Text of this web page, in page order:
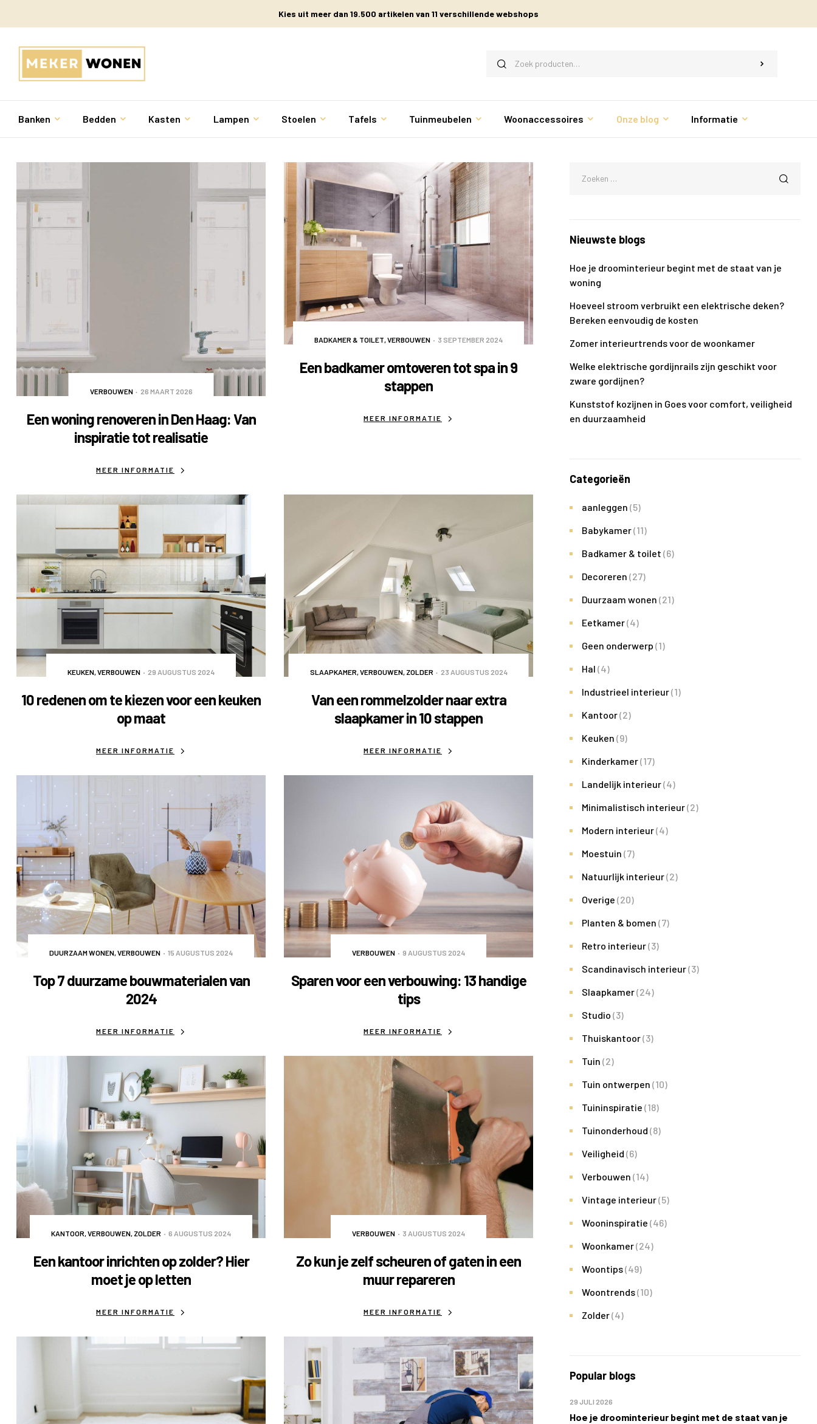
Kies uit meer dan 19.500 artikelen van 11 verschillende webshops
Banken Bedden Kasten Lampen Stoelen Tafels Tuinmeubelen Woonaccessoires Onze blog Informatie
VERBOUWEN 26 MAART 2026
Een woning renoveren in Den Haag: Van
inspiratie tot realisatie
MEER INFORMATIE
BADKAMER & TOILET,VERBOUWEN 3 SEPTEMBER 2024
Een badkamer omtoveren tot spa in 9
stappen
MEER INFORMATIE
KEUKEN VERBOUWEN 29 AUGUSTUS 2024
10 redenen om te kiezen voor een keuken
op maat
MEER INFORMATIE
SLAAPKAMER VERBOUWEN, ZOLDER 23 AUGUSTUS 2024
Van een rommelzolder naar extra
slaapkamer in 10 stappen
MEER INFORMATIE
DUURZAAM WONEN VERBOUWEN 15 AUGUSTUS 2024
Top 7 duurzame bouwmaterialen van
2024
MEER INFORMATIE
VERBOUWEN 9 AUGUSTUS 2024
Sparen voor een verbouwing: 13 handige
tips
MEER INFORMATIE
KANTOOR VERBOUWEN ZOLDER 6 AUGUSTUS 2024
Een kantoor inrichten op zolder? Hier
moet je op letten
MEER INFORMATIE
VERBOUWEN 3 AUGUSTUS 2024
Zo kun je zelf scheuren of gaten in een
muur repareren
MEER INFORMATIE
Nieuwste blogs
Hoe je droominterieur begint met de staat van je
woning
Hoeveel stroom verbruikt een elektrische deken?
Bereken eenvoudig de kosten
Zomer interieurtrends voor de woonkamer
Welke elektrische gordijnrails zijn geschikt voor
zware gordijnen?
Kunststof kozijnen in Goes voor comfort, veiligheid
en duurzaamheid
Categorieën
aanleggen (5)
Babykamer(11)
Badkamer & toilet (6)
Decoreren (27)
Duurzaam wonen (21)
Eetkamer(4)
Geen onderwerp (1)
Hal (4)
Industrieel interieur(1)
Kantoor(2)
Keuken (9)
Kinderkamer(17)
Landelijk interieur(4)
Minimalistisch interieur(2)
Modern interieur(4)
Moestuin (7)
Natuurlijk interieur(2)
Overige (20)
Planten & bomen (7)
Retro interieur(3)
Scandinavisch interieur(3)
Slaapkamer(24)
Studio (3)
Thuiskantoor(3)
Tuin (2)
Tuin ontwerpen (10)
Tuininspiratie (18)
Tuinonderhoud (8)
Veiligheid (6)
Verbouwen (14)
Vintage interieur(5)
Wooninspiratie (46)
Woonkamer(24)
Woontips(49)
Woontrends(10)
Zolder(4)
Popular blogs
Hoe je droominterieur begint met de staat van je
29 JULI 2026